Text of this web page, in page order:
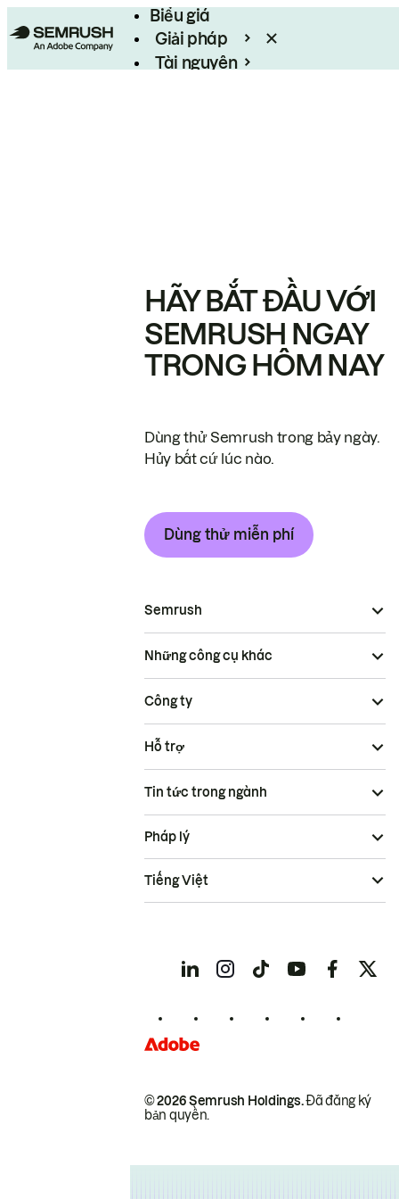
Biểu giá
Giải pháp
Tài nguyên
HÃY BẮT ĐẦU VỚI
SEMRUSH NGAY
TRONG HÔM NAY
Dùng thử Semrush trong bảy ngày.
Hủy bất cứ lúc nào.
Dùng thử miễn phí
Semrush
Những công cụ khác
Công ty
Hỗ trợ
Tin tức trong ngành
© 2026 Semrush Holdings.Đã đăng ký
bản quyền.
Pháp lý
Tiếng Việt